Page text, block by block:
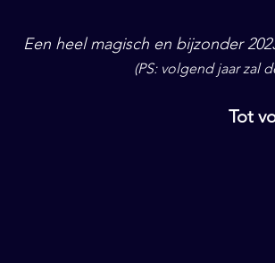
Een heel magisch en bijzonder
(PS: volgend jaar zal
Tot